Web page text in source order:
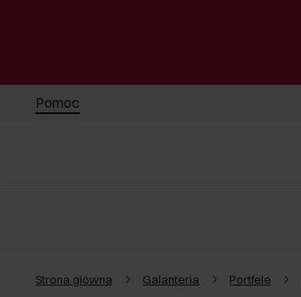
Pomoc
Strona główna Galanteria Portfele